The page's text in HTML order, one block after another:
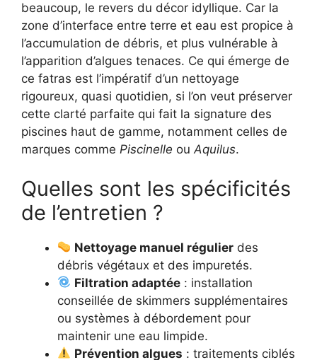
beaucoup, le revers du décor idyllique. Car la
zone d’interface entre terre et eau est propice à
l’accumulation de débris, et plus vulnérable à
l’apparition d’algues tenaces. Ce qui émerge de
ce fatras est l’impératif d’un nettoyage
rigoureux, quasi quotidien, si l’on veut préserver
cette clarté parfaite qui fait la signature des
piscines haut de gamme, notamment celles de
marques comme Piscinelle ouAquilus.
Quelles sont les spécificités
de l’entretien ?
Nettoyage manuel régulier des
débris végétaux et des impuretés.
Filtration adaptée : installation
conseillée de skimmers supplémentaires
ou systèmes à débordement pour
maintenir une eau limpide.
Prévention algues : traitements ciblés